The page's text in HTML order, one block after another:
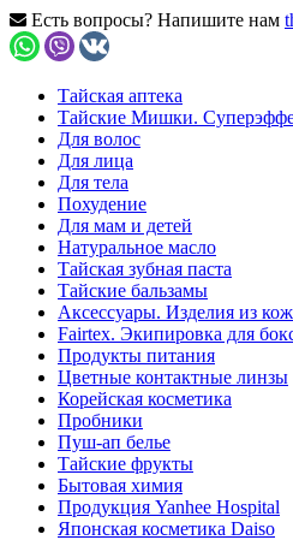
Есть вопросы? Напишите нам
Тайская аптека
Тайские Мишки.
Для волос
Для лица
Для тела
Похудение
Для мам и детей
Натуральное масло
Тайская зубная паста
Тайские бальзамы
Аксессуары. Изделия из
Fairtex. Экипировка для
Продукты питания
Цветные контактные линзы
Корейская косметика
Пробники
Пуш-ап белье
Тайские фрукты
Бытовая химия
Продукция Yanhee Hospital
Японская косметика Daiso